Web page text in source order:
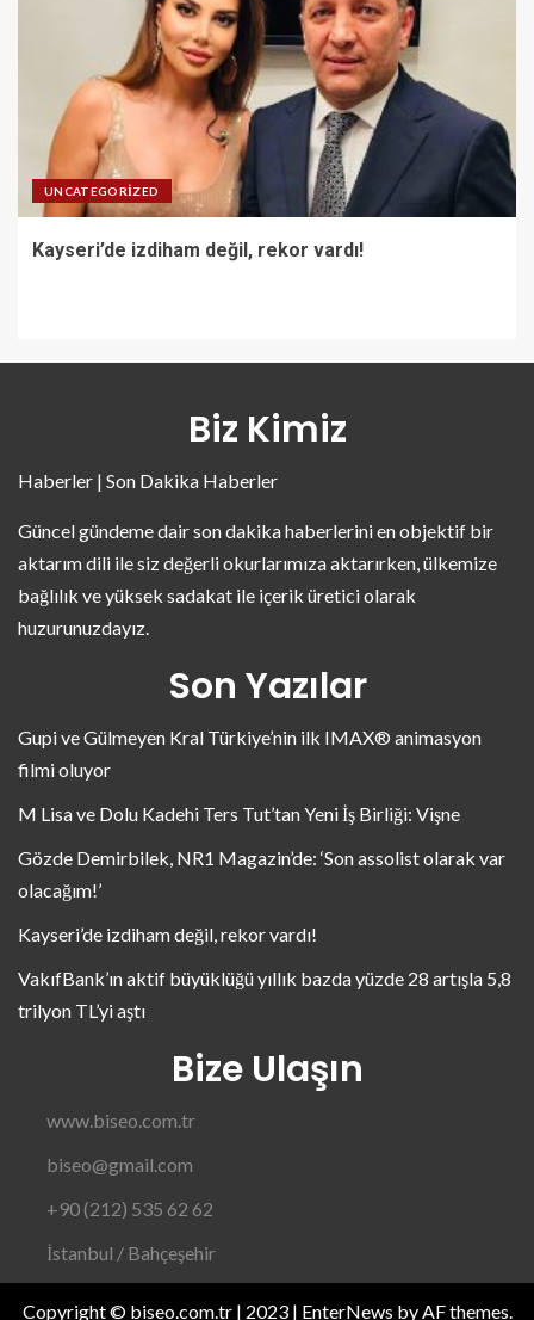
UNCATEGORIZED
Kayseri’de izdiham değil, rekor vardı!
Biz Kimiz
Haberler | Son Dakika Haberler
Güncel gündeme dair son dakika haberlerini en objektif bir
aktarım dili ile siz değerli okurlarımıza aktarırken, ülkemize
bağlılık ve yüksek sadakat ile içerik üretici olarak
huzurunuzdayız.
Son Yazılar
Gupi ve Gülmeyen Kral Türkiye’nin ilk IMAX® animasyon
filmi oluyor
M Lisa ve Dolu Kadehi Ters Tut’tan Yeni İş Birliği: Vişne
Gözde Demirbilek, NR1 Magazin’de: ‘Son assolist olarak var
olacağım!’
Kayseri’de izdiham değil, rekor vardı!
VakıfBank’ın aktif büyüklüğü yıllık bazda yüzde 28 artışla 5,8
trilyon TL’yi aştı
Bize Ulaşın
www.biseo.com.tr
biseo@gmail.com
+90 (212) 535 62 62
İstanbul / Bahçeşehir
Copyright © biseo.com.tr | 2023 | EnterNews by AF themes.